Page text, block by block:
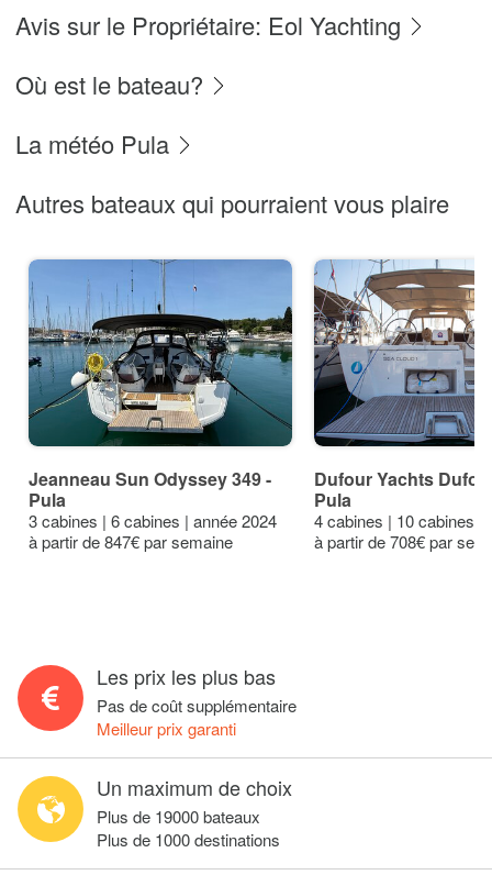
Avis sur le Propriétaire: Eol Yachting
Où est le bateau?
La météo Pula
Autres bateaux qui pourraient vous plaire
Jeanneau Sun Odyssey 349 -
Pula
3 cabines | 6 cabines | année 2024
à partir de 847€ par semaine
Dufour Yachts
Pula
4 cabines | 10 cabines |
à partir de 708€ par
Les prix les plus bas
Pas de coût supplémentaire
Meilleur prix garanti
Un maximum de choix
Plus de 19000 bateaux
Plus de 1000 destinations